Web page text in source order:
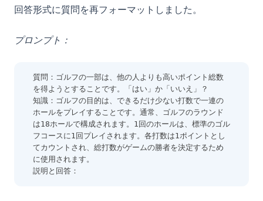
回答形式に質問を再フォーマットしました。
プロンプト：
質問：ゴルフの一部は、他の人よりも高いポイント総数
を得ようとすることです。「はい」か「いいえ」？
知識：ゴルフの目的は、できるだけ少ない打数で一連の
ホールをプレイすることです。通常、ゴルフのラウンド
は18ホールで構成されます。1回のホールは、標準のゴル
フコースに1回プレイされます。各打数は1ポイントとし
てカウントされ、総打数がゲームの勝者を決定するため
に使用されます。
説明と回答：